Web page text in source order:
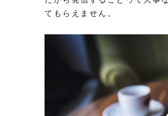
てもらえません。